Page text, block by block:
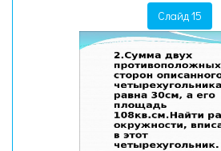
Слайд 15